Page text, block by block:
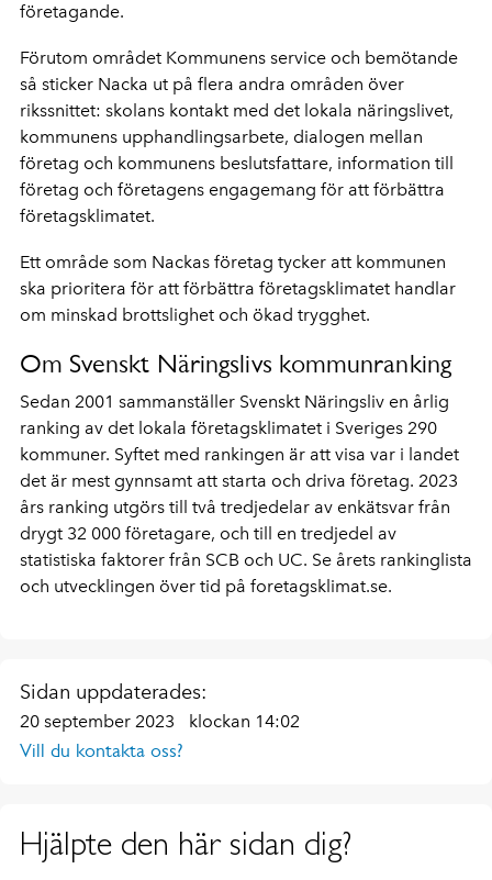
företagande.
Förutom området Kommunens service och bemötande
så sticker Nacka ut på flera andra områden över
rikssnittet: skolans kontakt med det lokala näringslivet,
kommunens upphandlingsarbete, dialogen mellan
företag och kommunens beslutsfattare, information till
företag och företagens engagemang för att förbättra
företagsklimatet.
Ett område som Nackas företag tycker att kommunen
ska prioritera för att förbättra företagsklimatet handlar
om minskad brottslighet och ökad trygghet.
Om Svenskt Näringslivs kommunranking
Sedan 2001 sammanställer Svenskt Näringsliv en årlig
ranking av det lokala företagsklimatet i Sveriges 290
kommuner. Syftet med rankingen är att visa var i landet
det är mest gynnsamt att starta och driva företag. 2023
års ranking utgörs till två tredjedelar av enkätsvar från
drygt 32 000 företagare, och till en tredjedel av
statistiska faktorer från SCB och UC. Se årets rankinglista
och utvecklingen över tid på foretagsklimat.se.
Sidan uppdaterades:
20 september 2023 klockan 14:02
Vill du kontakta oss?
Hjälpte den här sidan dig?